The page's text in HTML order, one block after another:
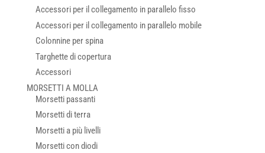
Accessori per il collegamento in parallelo fisso
Accessori per il collegamento in parallelo mobile
Colonnine per spina
Targhette di copertura
Accessori
MORSETTI A MOLLA
Morsetti passanti
Morsetti di terra
Morsetti a più livelli
Morsetti con diodi